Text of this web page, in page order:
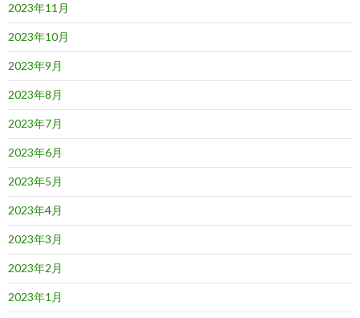
2023年11月
2023年10月
2023年9月
2023年8月
2023年7月
2023年6月
2023年5月
2023年4月
2023年3月
2023年2月
2023年1月